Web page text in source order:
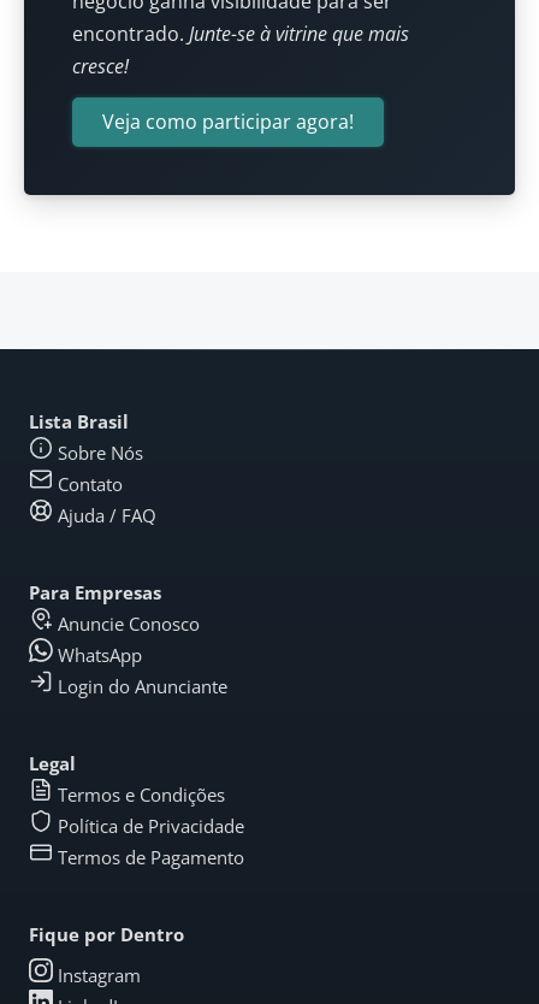
encontrado. Junte-se à vitrine que mais
cresce!
Veja como participar agora!
Lista Brasil
Sobre Nós
Contato
Ajuda / FAQ
Para Empresas
Anuncie Conosco
WhatsApp
Login do Anunciante
Legal
Termos e Condições
Política de Privacidade
Termos de Pagamento
Fique por Dentro
Instagram